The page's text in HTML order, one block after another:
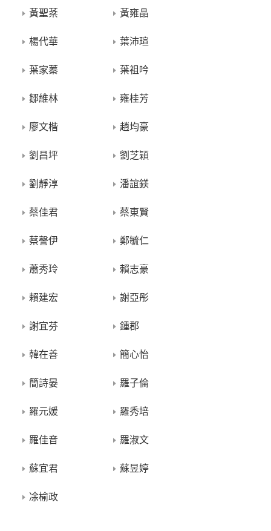
黃聖棻 黃雍晶
楊代華 葉沛瑄
葉家蓁 葉祖吟
鄒維林 雍桂芳
廖文楷 趙均豪
劉昌坪 劉芝穎
劉靜淳 潘誼鎂
蔡佳君 蔡東賢
蔡謦伊 鄭毓仁
蕭秀玲 賴志豪
賴建宏 謝亞彤
謝宜芬 鍾郡
韓在善 簡心怡
簡詩晏 羅子倫
羅元媛 羅秀培
羅佳音 羅淑文
蘇宜君 蘇昱婷
凃榆政